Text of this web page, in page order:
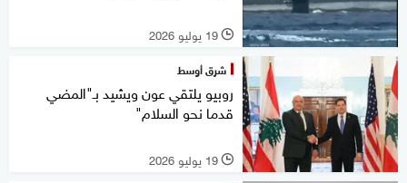
l 19 يوليو 2026
شرق أوسط
روبيو يلتقي عون ويشيد بـ"المضي
قدما نحو السلام"
l 19 يوليو 2026